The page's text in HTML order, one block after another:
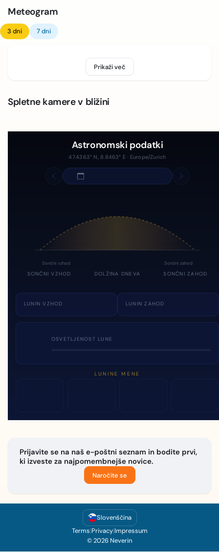
Meteogram
3 dni 7 dni
Prikaži več
Spletne kamere v bližini
Astronomski podatki
47.4363° N, 8.8463° E · Europe/Zurich
Sončni vzhod Sončni zahod
SONČNI VZHOD DOLŽINA DNEVA SONČNI ZAHOD
LUNIN VZHOD LUNIN ZAHOD
OSVETLJENOST LUNE
LUNINE MENE
Prijavite se na naš e-poštni seznam in bodite prvi,
ki izveste za najpomembnejše novice.
Naročite se
Slovenščina
Terms|Privacy|Impressum
© 2026 Neverin